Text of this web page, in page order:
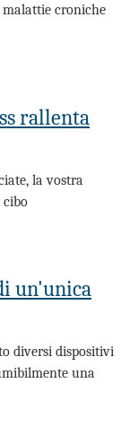
croniche
rallenta
la vostra
cibo
un'unica
diversi dispositivi
una